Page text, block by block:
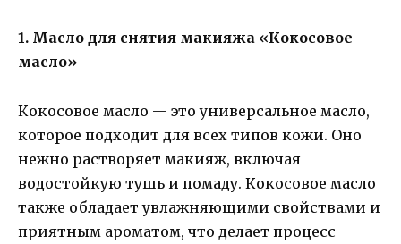
1. Масло для снятия макияжа «Кокосовое
масло»
Кокосовое масло — это универсальное масло,
которое подходит для всех типов кожи. Оно
нежно растворяет макияж, включая
водостойкую тушь и помаду. Кокосовое масло
также обладает увлажняющими свойствами и
приятным ароматом, что делает процесс